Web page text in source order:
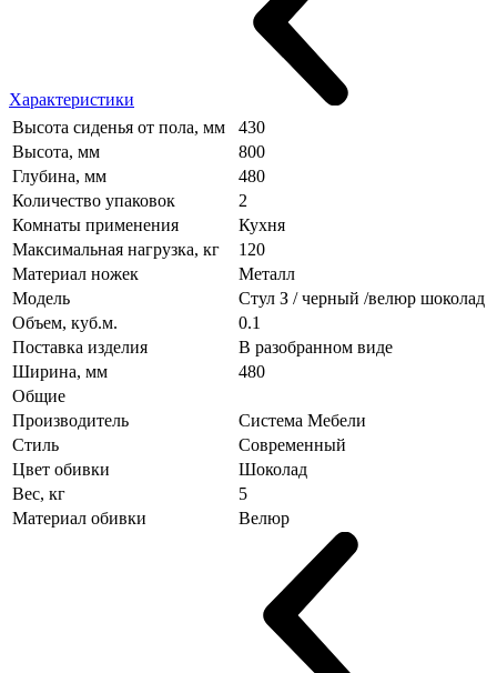
Характеристики
Высота сиденья от пола, мм
430
Высота, мм
800
Глубина, мм
480
Количество упаковок
2
Комнаты применения
Кухня
Максимальная нагрузка, кг
120
Материал ножек
Металл
Модель
Стул З / черный /велюр шоколад
Объем, куб.м.
0.1
Поставка изделия
В разобранном виде
Ширина, мм
480
Общие
Производитель
Система Мебели
Стиль
Современный
Цвет обивки
Шоколад
Вес, кг
5
Материал обивки
Велюр